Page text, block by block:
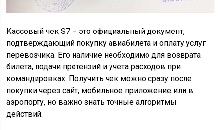
Кассовый чек S7 – это официальный документ,
подтверждающий покупку авиабилета и оплату услуг
перевозчика. Его наличие необходимо для возврата
билета, подачи претензий и учета расходов при
командировках. Получить чек можно сразу после
покупки через сайт, мобильное приложение или в
аэропорту, но важно знать точные алгоритмы
действий.